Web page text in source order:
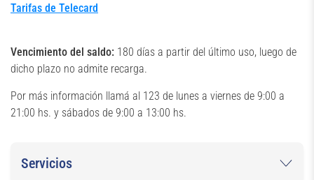
Tarifas de Telecard
Vencimiento del saldo: 180 días a partir del último uso, luego de
dicho plazo no admite recarga.
Por más información llamá al 123 de lunes a viernes de 9:00 a
21:00 hs. y sábados de 9:00 a 13:00 hs.
Servicios